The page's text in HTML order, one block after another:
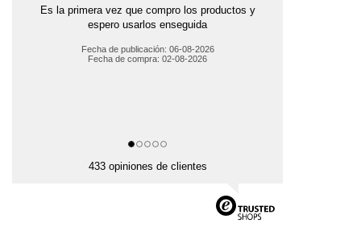
Es la primera vez que compro los productos y
espero usarlos enseguida
Fecha de publicación: 06-08-2026
Fecha de compra: 02-08-2026
433 opiniones de clientes